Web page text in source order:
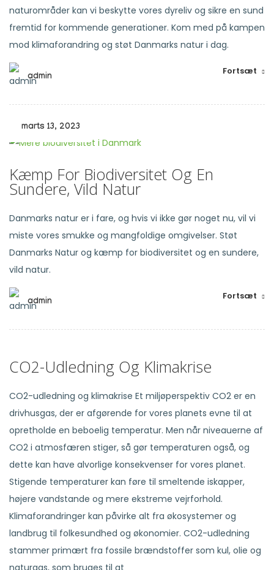
naturområder kan vi beskytte vores dyreliv og sikre en sund
fremtid for kommende generationer. Kom med på kampen
mod klimaforandring og støt Danmarks natur i dag.
admin
Fortsæt
marts 13, 2023
Kæmp For Biodiversitet Og En
Sundere, Vild Natur
Danmarks natur er i fare, og hvis vi ikke gør noget nu, vil vi
miste vores smukke og mangfoldige omgivelser. Støt
Danmarks Natur og kæmp for biodiversitet og en sundere,
vild natur.
admin
Fortsæt
CO2-Udledning Og Klimakrise
CO2-udledning og klimakrise Et miljøperspektiv CO2 er en
drivhusgas, der er afgørende for vores planets evne til at
opretholde en beboelig temperatur. Men når niveauerne af
CO2 i atmosfæren stiger, så gør temperaturen også, og
dette kan have alvorlige konsekvenser for vores planet.
Stigende temperaturer kan føre til smeltende iskapper,
højere vandstande og mere ekstreme vejrforhold.
Klimaforandringer kan påvirke alt fra økosystemer og
landbrug til folkesundhed og økonomier. CO2-udledning
stammer primært fra fossile brændstoffer som kul, olie og
naturgas, som bruges til at